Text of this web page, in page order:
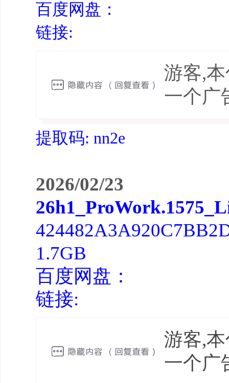
百度网盘：
链接:
游客,
一个广
提取码: nn2e
2026/02/23
1.7GB
百度网盘：
链接:
游客,
一个广